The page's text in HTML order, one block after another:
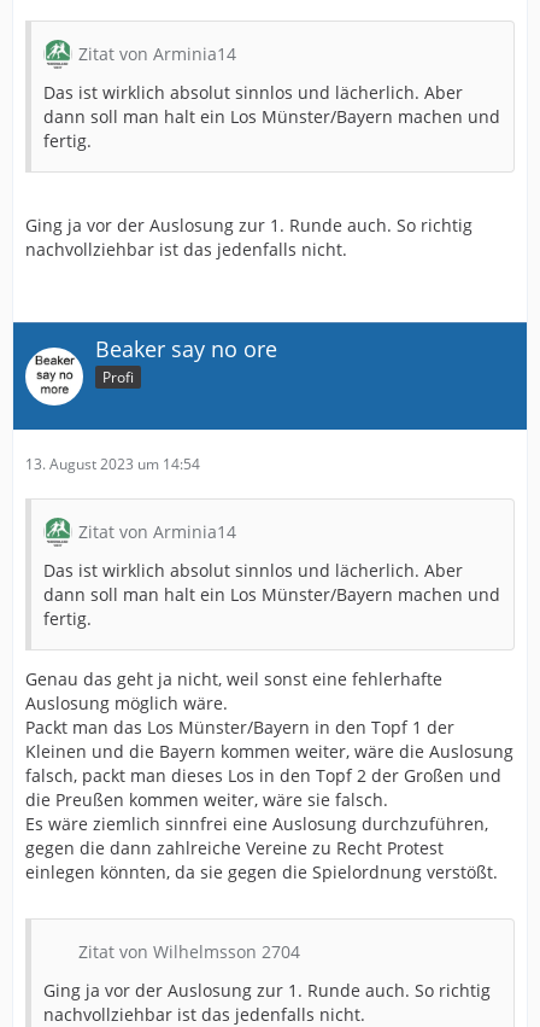
Zitat von Arminia14
Das ist wirklich absolut sinnlos und lächerlich. Aber
dann soll man halt ein Los Münster/Bayern machen und
fertig.
Ging ja vor der Auslosung zur 1. Runde auch. So richtig
nachvollziehbar ist das jedenfalls nicht.
Beaker say no ore
Profi
13. August 2023 um 14:54
Zitat von Arminia14
Das ist wirklich absolut sinnlos und lächerlich. Aber
dann soll man halt ein Los Münster/Bayern machen und
fertig.
Genau das geht ja nicht, weil sonst eine fehlerhafte
Auslosung möglich wäre.
Packt man das Los Münster/Bayern in den Topf 1 der
Kleinen und die Bayern kommen weiter, wäre die Auslosung
falsch, packt man dieses Los in den Topf 2 der Großen und
die Preußen kommen weiter, wäre sie falsch.
Es wäre ziemlich sinnfrei eine Auslosung durchzuführen,
gegen die dann zahlreiche Vereine zu Recht Protest
einlegen könnten, da sie gegen die Spielordnung verstößt.
Zitat von Wilhelmsson 2704
Ging ja vor der Auslosung zur 1. Runde auch. So richtig
nachvollziehbar ist das jedenfalls nicht.